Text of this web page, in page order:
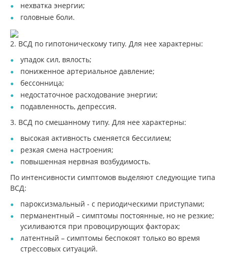
нехватка энергии;
головные боли.
2. ВСД по гипотоническому типу. Для нее характерны:
упадок сил, вялость;
пониженное артериальное давление;
бессонница;
недостаточное расходование энергии;
подавленность, депрессия.
3. ВСД по смешанному типу. Для нее характерны:
высокая активность сменяется бессилием;
резкая смена настроения;
повышенная нервная возбудимость.
По интенсивности симптомов выделяют следующие типа
ВСД:
пароксизмальный - с периодическими приступами;
перманентный – симптомы постоянные, но не резкие;
усиливаются при провоцирующих факторах;
латентный – симптомы беспокоят только во время
стрессовых ситуаций.